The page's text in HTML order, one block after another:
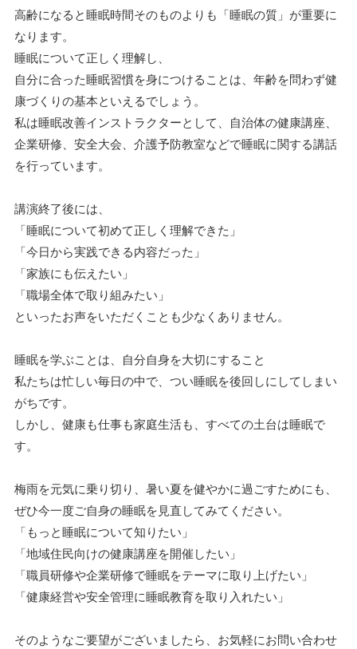
高齢になると睡眠時間そのものよりも「睡眠の質」が重要に
なります。
睡眠について正しく理解し、
自分に合った睡眠習慣を身につけることは、年齢を問わず健
康づくりの基本といえるでしょう。
私は睡眠改善インストラクターとして、自治体の健康講座、
企業研修、安全大会、介護予防教室などで睡眠に関する講話
を行っています。
講演終了後には、
「睡眠について初めて正しく理解できた」
「今日から実践できる内容だった」
「家族にも伝えたい」
「職場全体で取り組みたい」
といったお声をいただくことも少なくありません。
睡眠を学ぶことは、自分自身を大切にすること
私たちは忙しい毎日の中で、つい睡眠を後回しにしてしまい
がちです。
しかし、健康も仕事も家庭生活も、すべての土台は睡眠で
す。
梅雨を元気に乗り切り、暑い夏を健やかに過ごすためにも、
ぜひ今一度ご自身の睡眠を見直してみてください。
「もっと睡眠について知りたい」
「地域住民向けの健康講座を開催したい」
「職員研修や企業研修で睡眠をテーマに取り上げたい」
「健康経営や安全管理に睡眠教育を取り入れたい」
そのようなご要望がございましたら、お気軽にお問い合わせ